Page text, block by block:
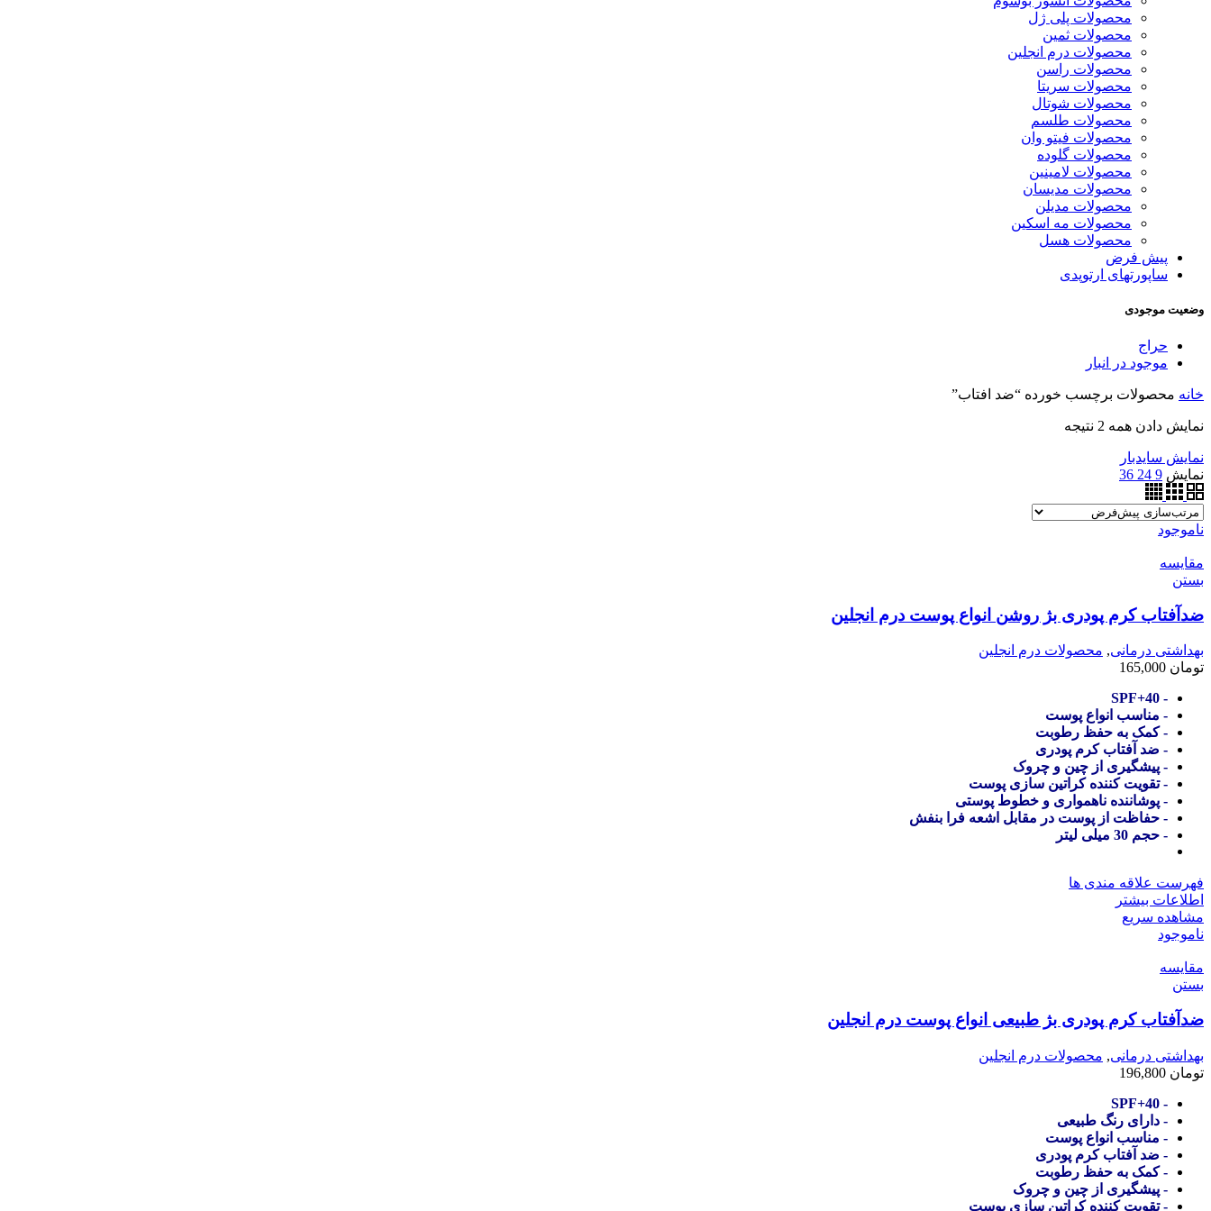
محصولات پلی ژل
محصولات ثمین
محصولات درم انجلین
محصولات راسن
محصولات سریتا
محصولات شوتال
محصولات طلسم
محصولات فیتو وان
محصولات گلوده
محصولات لامینین
محصولات مدیسان
محصولات مدیلن
محصولات مه اسکین
محصولات هسل
پیش فرض
ساپورتهای ارتوپدی
وضعیت موجودی
حراج
موجود در انبار
خانه محصولات برچسب خورده “ضد افتاب”
نمایش دادن همه 2 نتیجه
نمایش سایدبار
نمایش 9
24
36
ناموجود
مقایسه
بستن
ضدآفتاب کرم پودری بژ روشن انواع پوست درم انجلین
بهداشتی درمانی, محصولات درم انجلین
تومان
- SPF+40
- مناسب انواع پوست
- کمک به حفظ رطوبت
- ضد آفتاب کرم پودری
- پیشگیری از چین و چروک
- تقویت کننده کراتین سازی پوست
- پوشاننده ناهمواری و خطوط پوستی
- حفاظت از پوست در مقابل اشعه فرا بنفش
- حجم 30 میلی لیتر
فهرست علاقه مندی ها
اطلاعات بیشتر
مشاهده سریع
ناموجود
مقایسه
بستن
ضدآفتاب کرم پودری بژ طبیعی انواع پوست درم انجلین
بهداشتی درمانی, محصولات درم انجلین
تومان
- SPF+40
- دارای رنگ طبیعی
- مناسب انواع پوست
- ضد آفتاب کرم پودری
- کمک به حفظ رطوبت
- پیشگیری از چین و چروک
- تقویت کننده کراتین سازی پوست